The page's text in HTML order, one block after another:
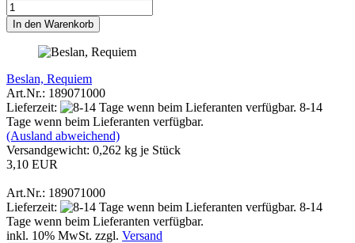
In den Warenkorb
Beslan, Requiem
Art.Nr.: 189071000
Lieferzeit:
8-14
Tage wenn beim Lieferanten verfügbar.
(Ausland abweichend)
Versandgewicht: 0,262 kg je Stück
3,10 EUR
Art.Nr.: 189071000
Lieferzeit:
8-14
Tage wenn beim Lieferanten verfügbar.
inkl. 10% MwSt. zzgl. Versand